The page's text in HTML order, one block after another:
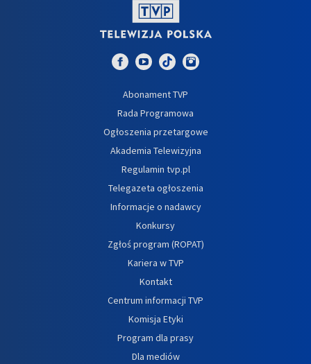
Abonament TVP
Rada Programowa
Ogłoszenia przetargowe
Akademia Telewizyjna
Regulamin tvp.pl
Telegazeta ogłoszenia
Informacje o nadawcy
Konkursy
Zgłoś program (ROPAT)
Kariera w TVP
Kontakt
Centrum informacji TVP
Komisja Etyki
Program dla prasy
Dla mediów